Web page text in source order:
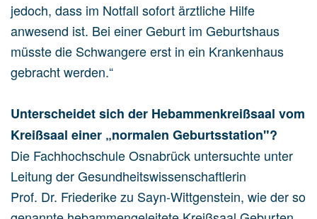
jedoch, dass im Notfall sofort ärztliche Hilfe
anwesend ist. Bei einer Geburt im Geburtshaus
müsste die Schwangere erst in ein Krankenhaus
gebracht werden.“
Unterscheidet sich der Hebammenkreißsaal vom
Kreißsaal einer „normalen Geburtsstation"?
Die Fachhochschule Osnabrück untersuchte unter
Leitung der Gesundheitswissenschaftlerin
Prof. Dr. Friederike zu Sayn-Wittgenstein, wie der so